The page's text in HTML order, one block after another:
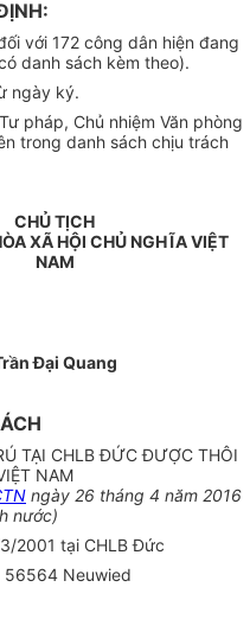
với 172 công dân hiện đang
danh sách kèm theo).
ngày ký.
pháp, Chủ nhiệm Văn phòng
trong danh sách chịu trách
CHỦ TỊCH
XÃ HỘI CHỦ NGHĨA VIỆT
NAM
Đại Quang
TẠI CHLB ĐỨC ĐƯỢC THÔI
NAM
ngày 26 tháng 4 năm 2016
nước)
2001 tại CHLB Đức
56564 Neuwied